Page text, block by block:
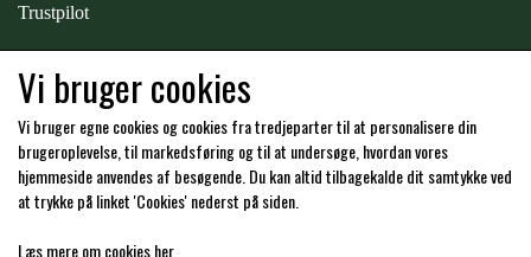
PHARMACARE
PREMIER EQUINE
RACING TACK
Trustpilot
Hos os kan du betale med:
Vi bruger cookies
Vi bruger egne cookies og cookies fra tredjeparter til at personalisere din
brugeroplevelse, til markedsføring og til at undersøge, hvordan vores
hjemmeside anvendes af besøgende. Du kan altid tilbagekalde dit samtykke ved
at trykke på linket 'Cookies' nederst på siden.
Læs mere om cookies her